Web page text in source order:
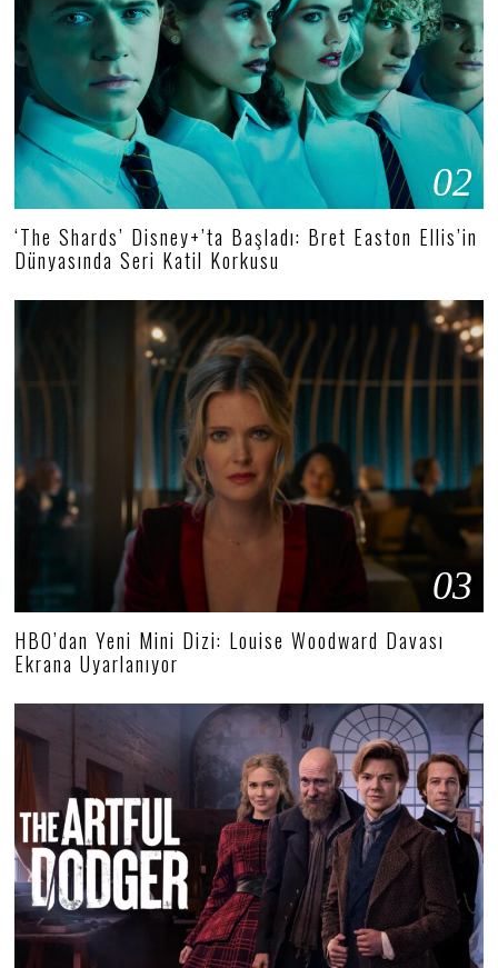
02
‘The Shards’ Disney+’ta Başladı: Bret Easton Ellis’in
Dünyasında Seri Katil Korkusu
03
HBO’dan Yeni Mini Dizi: Louise Woodward Davası
Ekrana Uyarlanıyor